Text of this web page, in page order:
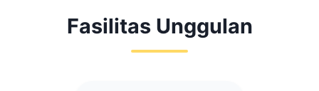
Fasilitas Unggulan